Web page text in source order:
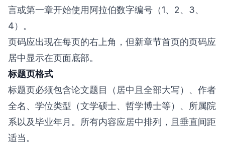
言或第一章开始使用阿拉伯数字编号（1、2、3、
4）。
页码应出现在每页的右上角，但新章节首页的页码应
居中显示在页面底部。
标题页格式
标题页必须包含论文题目（居中且全部大写）、作者
全名、学位类型（文学硕士、哲学博士等）、所属院
系以及毕业年月。所有内容应居中排列，且垂直间距
适当。